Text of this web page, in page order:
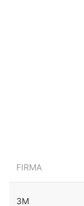
FIRMA
3M